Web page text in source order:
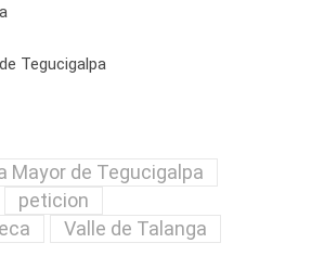
Tegucigalpa
Mayor de Tegucigalpa
peticion
Valle de Talanga